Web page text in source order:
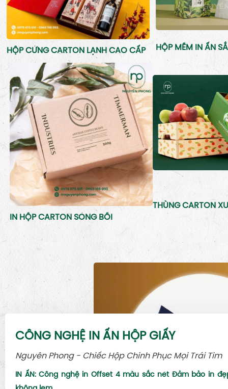
HỘP CỨNG CARTON LẠNH CAO CẤP HỘP MỀM IN ẤN
IN HỘP CARTON SÓNG BỒI
THÙNG CARTON
CÔNG NGHỆ IN ẤN HỘP GIẤY
Nguyên Phong - Chiếc Hộp Chinh Phục Mọi Trái Tim
IN ẤN: Công nghệ in Offset 4 màu sắc nét Đảm bảo in